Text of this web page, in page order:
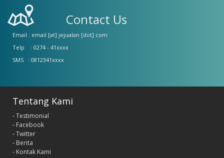
Contact Us
Email : email [at] jejualan [dot] com
Telp : 0274 - 41xxxx
SMS : 0812341xxxx
Tentang Kami
- Testimonial
- Facebook
- Twitter
- Berita
- Kontak Kami